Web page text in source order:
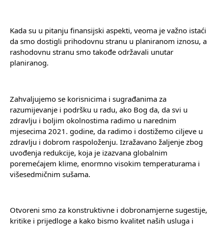
Kada su u pitanju finansijski aspekti, veoma je važno istaći
da smo dostigli prihodovnu stranu u planiranom iznosu, a
rashodovnu stranu smo takođe održavali unutar
planiranog.
Zahvaljujemo se korisnicima i sugrađanima za
razumijevanje i podršku u radu, ako Bog da, da svi u
zdravlju i boljim okolnostima radimo u narednim
mjesecima 2021. godine, da radimo i dostižemo ciljeve u
zdravlju i dobrom raspoloženju. Izražavano žaljenje zbog
uvođenja redukcije, koja je izazvana globalnim
poremećajem klime, enormno visokim temperaturama i
višesedmičnim sušama.
Otvoreni smo za konstruktivne i dobronamjerne sugestije,
kritike i prijedloge a kako bismo kvalitet naših usluga i